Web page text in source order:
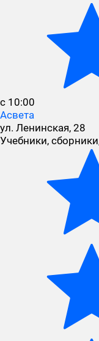
с 10:00
Асвета
ул. Ленинская, 28
Учебники,